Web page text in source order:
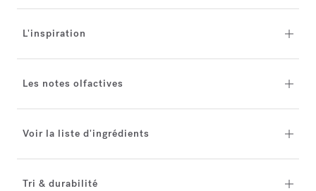
L'inspiration
Les notes olfactives
Voir la liste d'ingrédients
Tri & durabilité